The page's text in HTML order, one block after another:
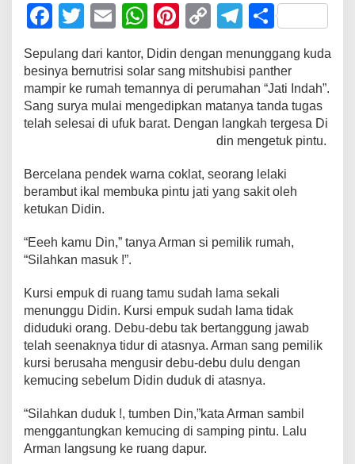
F
a
c
e
b
o
k
T
wi
tt
er
E
ail
W
h
at
s
A
p
Pi
nt
er
e
st
C
p
y
Li
n
k
T
e
gr
a
m
S
ar
e
Sepulang dari kantor, Didin dengan menunggang kuda
besinya bernutrisi solar sang mitshubisi panther
mampir ke rumah temannya di perumahan “Jati Indah”.
Sang surya mulai mengedipkan matanya tanda tugas
telah selesai di ufuk barat. Dengan langkah tergesa Di
din mengetuk pintu.
Bercelana pendek warna coklat, seorang lelaki
berambut ikal membuka pintu jati yang sakit oleh
ketukan Didin.
“Eeeh kamu Din,” tanya Arman si pemilik rumah,
“Silahkan masuk !”.
Kursi empuk di ruang tamu sudah lama sekali
menunggu Didin. Kursi empuk sudah lama tidak
diduduki orang. Debu-debu tak bertanggung jawab
telah seenaknya tidur di atasnya. Arman sang pemilik
kursi berusaha mengusir debu-debu dulu dengan
kemucing sebelum Didin duduk di atasnya.
“Silahkan duduk !, tumben Din,”kata Arman sambil
menggantungkan kemucing di samping pintu. Lalu
Arman langsung ke ruang dapur.